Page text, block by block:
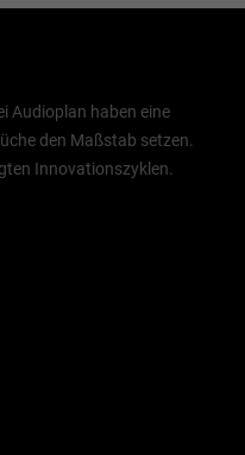
Audioplan haben eine
den Maßstab setzen.
Innovationszyklen.